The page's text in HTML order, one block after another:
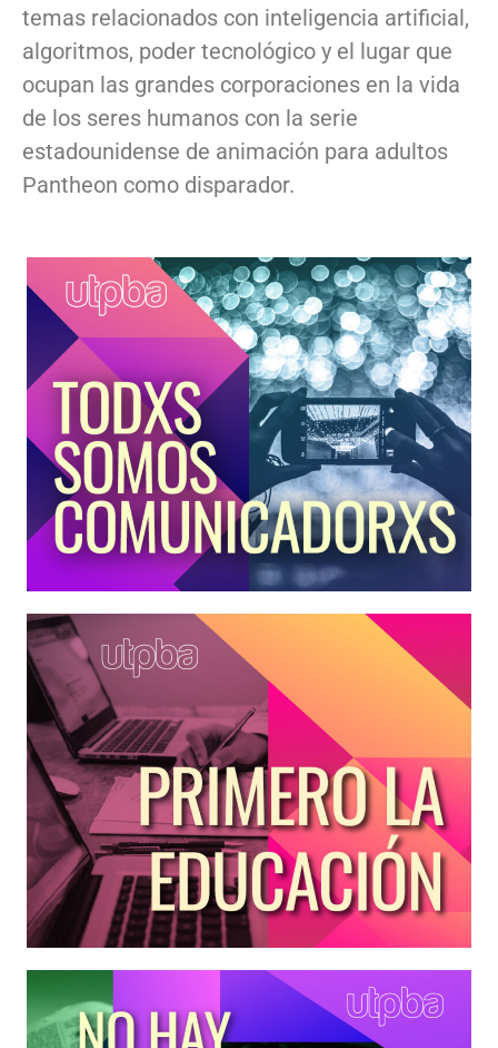
temas relacionados con inteligencia artificial,
algoritmos, poder tecnológico y el lugar que
ocupan las grandes corporaciones en la vida
de los seres humanos con la serie
estadounidense de animación para adultos
Pantheon como disparador.